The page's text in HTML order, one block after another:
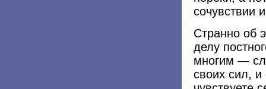
сочувствии
Странно об
делу
многим —
своих сил, и